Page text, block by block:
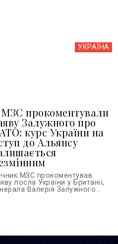
УКРАЇНА
прокоментували
Залужного про
курс України на
до Альянсу
МЗС прокоментував
посла України у Британії,
Валерія Залужного...